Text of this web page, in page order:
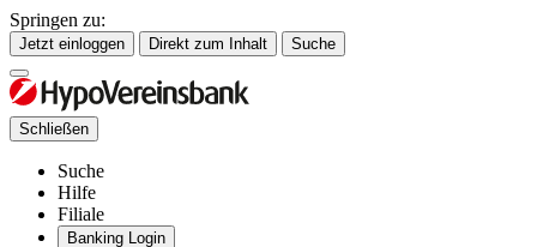
Springen zu:
Jetzt einloggen Direkt zum Inhalt Suche
Schließen
Suche
Hilfe
Filiale
Banking Login